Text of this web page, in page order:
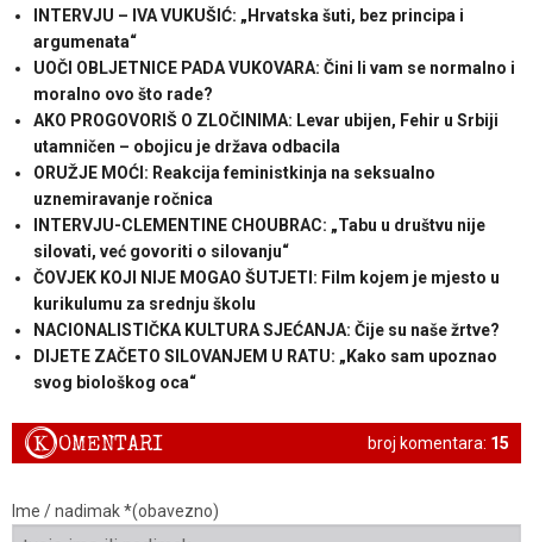
INTERVJU – IVA VUKUŠIĆ: „Hrvatska šuti, bez principa i
argumenata“
UOČI OBLJETNICE PADA VUKOVARA: Čini li vam se normalno i
moralno ovo što rade?
AKO PROGOVORIŠ O ZLOČINIMA: Levar ubijen, Fehir u Srbiji
utamničen – obojicu je država odbacila
ORUŽJE MOĆI: Reakcija feministkinja na seksualno
uznemiravanje ročnica
INTERVJU-CLEMENTINE CHOUBRAC: „Tabu u društvu nije
silovati, već govoriti o silovanju“
ČOVJEK KOJI NIJE MOGAO ŠUTJETI: Film kojem je mjesto u
kurikulumu za srednju školu
NACIONALISTIČKA KULTURA SJEĆANJA: Čije su naše žrtve?
DIJETE ZAČETO SILOVANJEM U RATU: „Kako sam upoznao
svog biološkog oca“
broj komentara: 15
KOMENTARI
Ime / nadimak *(obavezno)